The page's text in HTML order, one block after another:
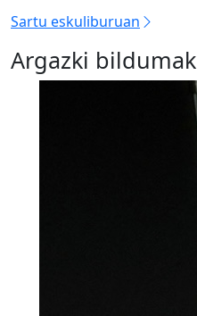
Sartu eskuliburuan
Argazki bildumak